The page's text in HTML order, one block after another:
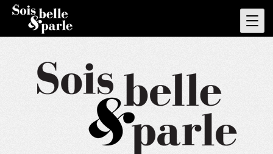
Skip
content